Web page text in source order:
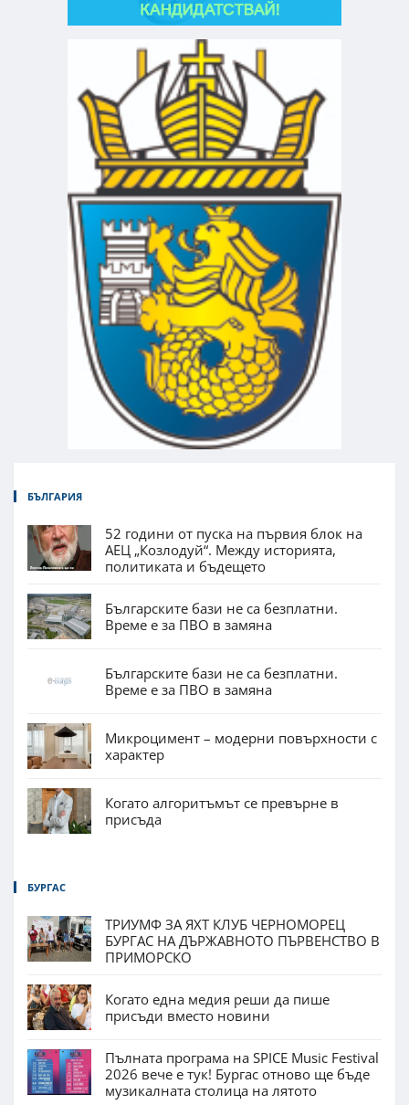
БЪЛГАРИЯ
52 години от пуска на първия блок на
АЕЦ „Козлодуй“. Между историята,
политиката и бъдещето
Българските бази не са безплатни.
Време е за ПВО в замяна
Българските бази не са безплатни.
Време е за ПВО в замяна
Микроцимент – модерни повърхности с
характер
Когато алгоритъмът се превърне в
присъда
БУРГАС
ТРИУМФ ЗА ЯХТ КЛУБ ЧЕРНОМОРЕЦ
БУРГАС НА ДЪРЖАВНОТО ПЪРВЕНСТВО В
ПРИМОРСКО
Когато една медия реши да пише
присъди вместо новини
Пълната програма на SPICE Music Festival
2026 вече е тук! Бургас отново ще бъде
музикалната столица на лятото